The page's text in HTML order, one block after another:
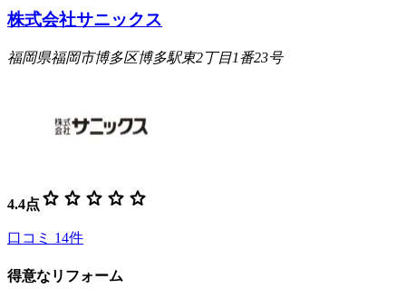
株式会社サニックス
福岡県福岡市博多区博多駅東2丁目1番23号
4.4点 star star star star star
口コミ 14件
得意なリフォーム